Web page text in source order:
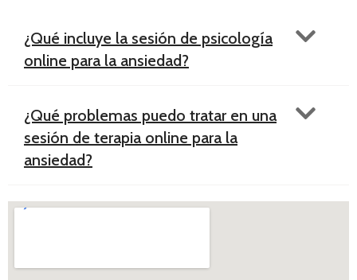
¿Qué incluye la sesión de psicología
online para la ansiedad?
¿Qué problemas puedo tratar en una
sesión de terapia online para la
ansiedad?